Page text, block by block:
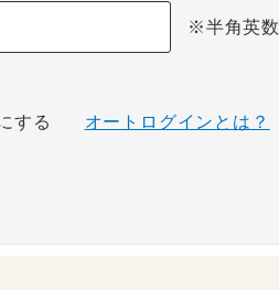
※半角英数
する オートログインとは？